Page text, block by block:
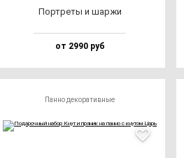
Пор­тре­ты и шар­жи
от 2990 руб
Панно декоративные